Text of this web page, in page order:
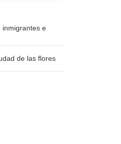
inmigrantes e
de las flores